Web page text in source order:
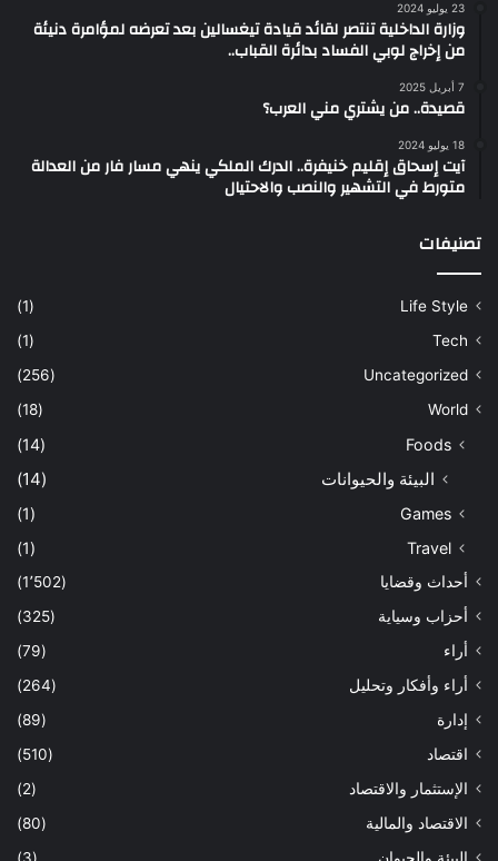
23 يوليو 2024
وزارة الداخلية تنتصر لقائد قيادة تيغسالين بعد تعرضه لمؤامرة دنيئة
من إخراج لوبي الفساد بدائرة القباب..
7 أبريل 2025
قصيدة.. من يشتري مني العرب؟
18 يوليو 2024
آيت إسحاق إقليم خنيفرة.. الدرك الملكي ينهي مسار فار من العدالة
متورط في التشهير والنصب والاحتيال
تصنيفات
Life Style
(1)
Tech
(1)
Uncategorized
(256)
World
(18)
Foods
(14)
البيئة والحيوانات (14)
Games
(1)
Travel
(1)
أحداث وقضايا
(1٬502)
أحزاب وسياية
(325)
أراء
(79)
أراء وأفكار وتحليل
(264)
إدارة
(89)
اقتصاد
(510)
الإستثمار والاقتصاد
(2)
الاقتصاد والمالية
(80)